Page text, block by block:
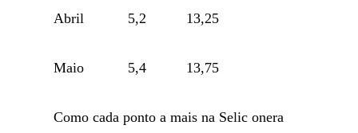
Abril 5,2 13,25
Maio 5,4 13,75
Como cada ponto a mais na Selic onera